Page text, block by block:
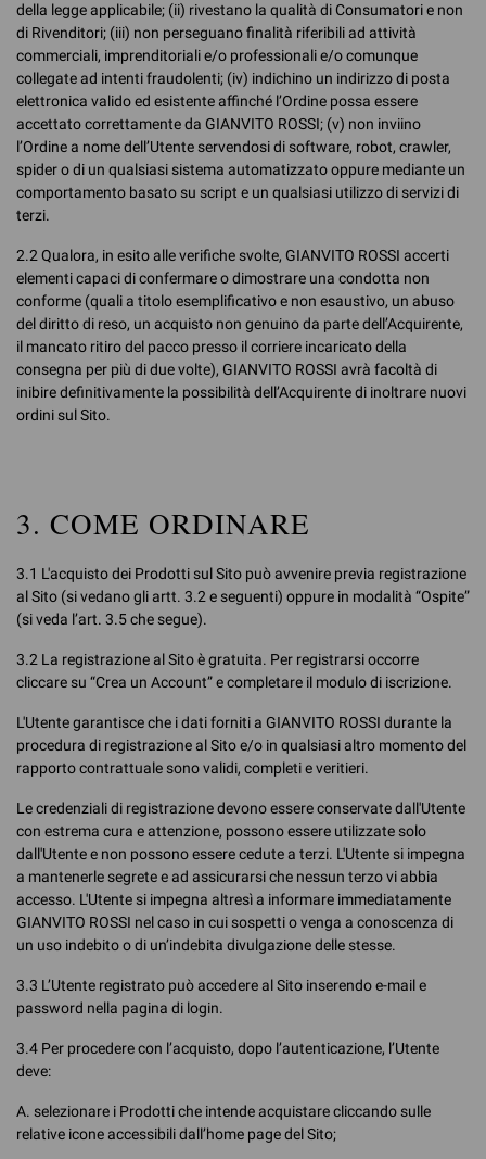
della legge applicabile; (ii) rivestano la qualità di Consumatori e non
di Rivenditori; (iii) non perseguano finalità riferibili ad attività
commerciali, imprenditoriali e/o professionali e/o comunque
collegate ad intenti fraudolenti; (iv) indichino un indirizzo di posta
elettronica valido ed esistente affinché l’Ordine possa essere
accettato correttamente da GIANVITO ROSSI; (v) non inviino
l’Ordine a nome dell’Utente servendosi di software, robot, crawler,
spider o di un qualsiasi sistema automatizzato oppure mediante un
comportamento basato su script e un qualsiasi utilizzo di servizi di
terzi.
2.2 Qualora, in esito alle verifiche svolte, GIANVITO ROSSI accerti
elementi capaci di confermare o dimostrare una condotta non
conforme (quali a titolo esemplificativo e non esaustivo, un abuso
del diritto di reso, un acquisto non genuino da parte dell’Acquirente,
il mancato ritiro del pacco presso il corriere incaricato della
consegna per più di due volte), GIANVITO ROSSI avrà facoltà di
inibire definitivamente la possibilità dell’Acquirente di inoltrare nuovi
ordini sul Sito.
3. COME ORDINARE
3.1 L'acquisto dei Prodotti sul Sito può avvenire previa registrazione
al Sito (si vedano gli artt. 3.2 e seguenti) oppure in modalità “Ospite”
(si veda l’art. 3.5 che segue).
3.2 La registrazione al Sito è gratuita. Per registrarsi occorre
cliccare su “Crea un Account” e completare il modulo di iscrizione.
L'Utente garantisce che i dati forniti a GIANVITO ROSSI durante la
procedura di registrazione al Sito e/o in qualsiasi altro momento del
rapporto contrattuale sono validi, completi e veritieri.
Le credenziali di registrazione devono essere conservate dall'Utente
con estrema cura e attenzione, possono essere utilizzate solo
dall'Utente e non possono essere cedute a terzi. L'Utente si impegna
a mantenerle segrete e ad assicurarsi che nessun terzo vi abbia
accesso. L'Utente si impegna altresì a informare immediatamente
GIANVITO ROSSI nel caso in cui sospetti o venga a conoscenza di
un uso indebito o di un’indebita divulgazione delle stesse.
3.3 L’Utente registrato può accedere al Sito inserendo e-mail e
password nella pagina di login.
3.4 Per procedere con l’acquisto, dopo l’autenticazione, l’Utente
deve:
A. selezionare i Prodotti che intende acquistare cliccando sulle
relative icone accessibili dall’home page del Sito;